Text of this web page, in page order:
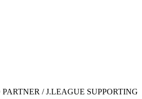
/ J.LEAGUE SUPPORTING